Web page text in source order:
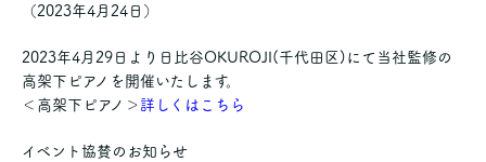
（2023年4月24日）
2023年4月29日より日比谷OKUROJI(千代田区)にて当社監修の
高架下ピアノを開催いたします。
＜高架下ピアノ＞ 詳しくはこちら
イベント協賛のお知らせ